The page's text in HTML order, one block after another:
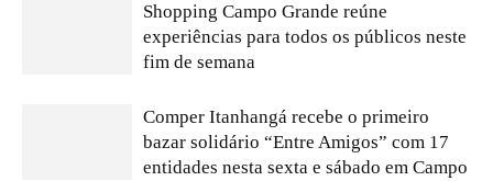
Shopping Campo Grande reúne
experiências para todos os públicos neste
fim de semana
Comper Itanhangá recebe o primeiro
bazar solidário “Entre Amigos” com 17
entidades nesta sexta e sábado em Campo